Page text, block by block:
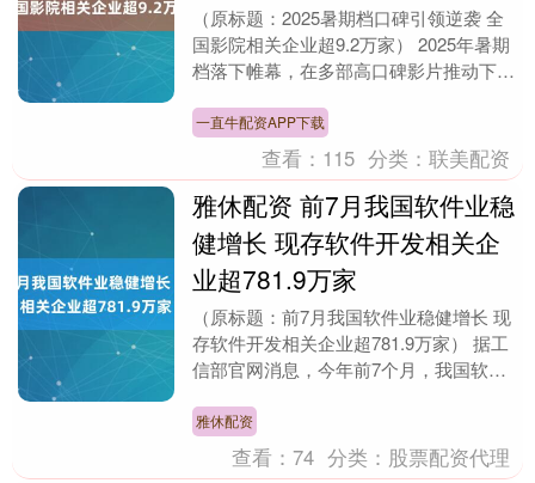
（原标题：2025暑期档口碑引领逆袭 全
国影院相关企业超9.2万家） 2025年暑期
档落下帷幕，在多部高口碑影片推动下，
一直牛配资APP下载
查看： 115 分类：联美配资
雅休配资 前7月我国软件业稳
健增长 现存软件开发相关企
业超781.9万家
（原标题：前7月我国软件业稳健增长 现
存软件开发相关企业超781.9万家） 据工
信部官网消息，今年前7个月，我国软件
入、利润....
雅休配资
查看：74 分类： 股票配资代理